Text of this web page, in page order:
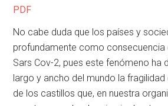
PDF
No cabe duda que los países y
profundamente como consecuencia
Sars Cov-2, pues este fenómeno ha
largo y ancho del mundo la fragilidad
de los castillos que, en nuestra